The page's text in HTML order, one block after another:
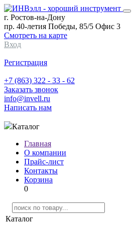
г. Ростов-на-Дону
пр. 40-летия Победы, 85/5 Офис 3
Смотреть на карте
Вход
Регистрация
+7 (863) 322 - 33 - 62
Заказать звонок
info@invell.ru
Написать нам
Каталог
Главная
О компании
Прайс-лист
Контакты
Корзина
0
Каталог